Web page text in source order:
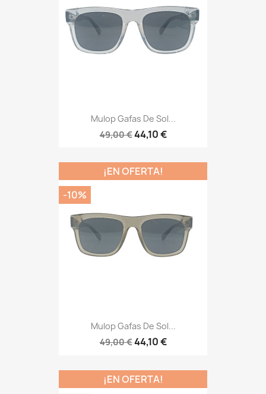
Mulop Gafas De Sol...
49,00 €44,10 €
Mulop Gafas De Sol...
49,00 €44,10 €
¡EN OFERTA!
-10%
¡EN OFERTA!